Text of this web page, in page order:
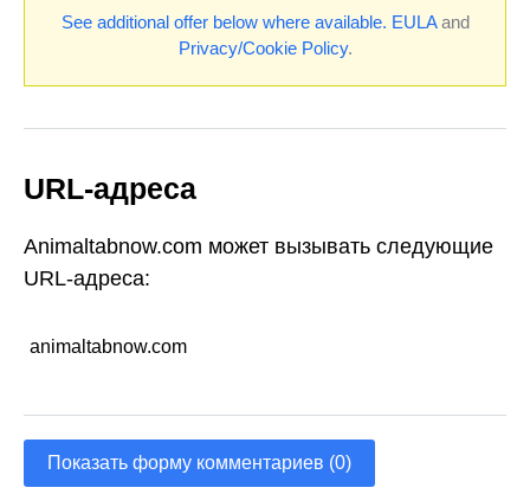
See additional offer below where available. EULAand
Privacy/Cookie Policy.
URL-адреса
Animaltabnow.com может вызывать следующие
URL-адреса:
animaltabnow.com
Показать форму комментариев (0)